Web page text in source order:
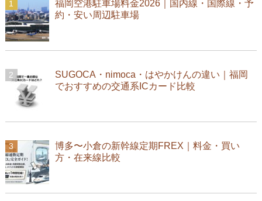
福岡空港駐車場料金2026｜国内線・国際線・予
約・安い周辺駐車場
SUGOCA・nimoca・はやかけんの違い｜福岡
でおすすめの交通系ICカード比較
博多〜小倉の新幹線定期FREX｜料金・買い
方・在来線比較